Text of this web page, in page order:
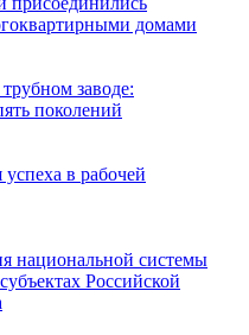
домами
заводе:
поколений
в рабочей
национальной системы
Российской